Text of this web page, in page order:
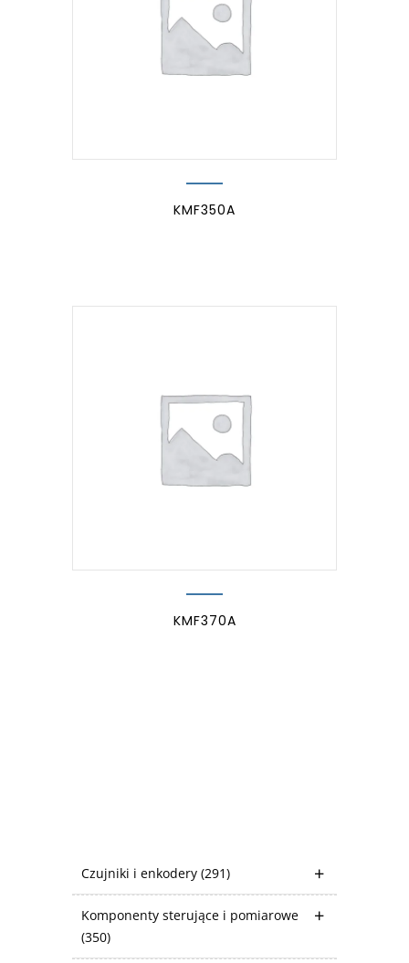
Czujniki i enkodery (291)
Komponenty sterujące i pomiarowe
(350)
KMF350A
KMF370A